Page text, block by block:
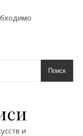
Поиск
и